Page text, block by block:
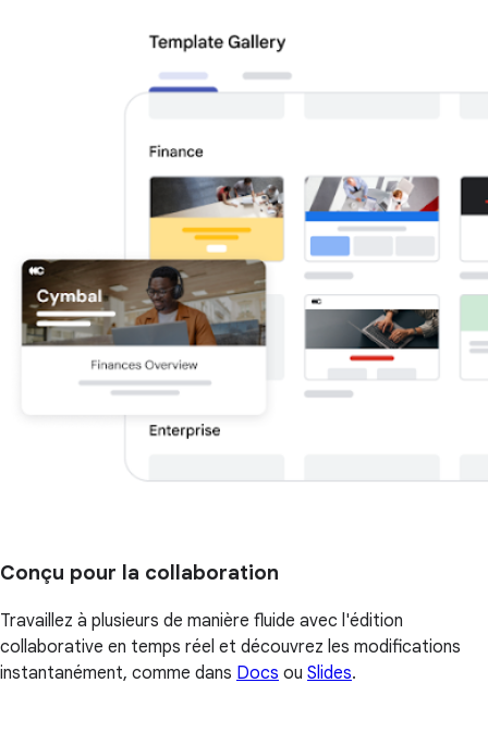
Conçu pour la collaboration
Travaillez à plusieurs de manière fluide avec l'édition
collaborative en temps réel et découvrez les modifications
instantanément, comme dans Docs ou Slides.